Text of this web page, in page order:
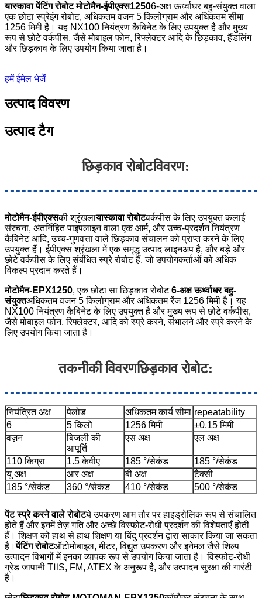
यास्कावा पेंटिंग रोबोट मोटोमैन-ईपीएक्स12506-अक्ष ऊर्ध्वाधर बहु-संयुक्त वाला
एक छोटा स्प्रेइंग रोबोट, अधिकतम वजन 5 किलोग्राम और अधिकतम सीमा
1256 मिमी है। यह NX100 नियंत्रण कैबिनेट के लिए उपयुक्त है और मुख्य
रूप से छोटे वर्कपीस, जैसे मोबाइल फोन, रिफ्लेक्टर आदि के छिड़काव, हैंडलिंग
और छिड़काव के लिए उपयोग किया जाता है।
हमें ईमेल भेजें
उत्पाद विवरण
उत्पाद टैग
छिड़काव रोबोटविवरण:
मोटोमैन-ईपीएक्सकी श्रृंखलायास्कावा रोबोटवर्कपीस के लिए उपयुक्त कलाई
संरचना, अंतर्निहित पाइपलाइन वाला एक आर्म, और उच्च-प्रदर्शन नियंत्रण
कैबिनेट आदि, उच्च-गुणवत्ता वाले छिड़काव संचालन को प्राप्त करने के लिए
उपयुक्त हैं। ईपीएक्स श्रृंखला में एक समृद्ध उत्पाद लाइनअप है, और बड़े और
छोटे वर्कपीस के लिए संबंधित स्प्रे रोबोट हैं, जो उपयोगकर्ताओं को अधिक
विकल्प प्रदान करते हैं।
मोटोमैन-EPX1250, एक छोटा सा छिड़काव रोबोट 6-अक्ष ऊर्ध्वाधर बहु-
संयुक्तअधिकतम वजन 5 किलोग्राम और अधिकतम रेंज 1256 मिमी है। यह
NX100 नियंत्रण कैबिनेट के लिए उपयुक्त है और मुख्य रूप से छोटे वर्कपीस,
जैसे मोबाइल फोन, रिफ्लेक्टर, आदि को स्प्रे करने, संभालने और स्प्रे करने के
लिए उपयोग किया जाता है।
तकनीकी विवरणछिड़काव रोबोट:
नियंत्रित अक्ष पेलोड अधिकतम कार्य सीमा repeatability
6
5 किलो 1256 मिमी
±0.15 मिमी
वज़न
बिजली की
आपूर्ति
एस अक्ष एल अक्ष
110 किग्रा 1.5 केवीए 185 °/सेकंड
185 °/सेकंड
यू अक्ष
आर अक्ष बी अक्ष
टैक्सी
185 °/सेकंड
360 °/सेकंड 410 °/सेकंड 500 °/सेकंड
पेंट स्प्रे करने वाले रोबोटये उपकरण आम तौर पर हाइड्रोलिक रूप से संचालित
होते हैं और इनमें तेज़ गति और अच्छे विस्फोट-रोधी प्रदर्शन की विशेषताएँ होती
हैं। शिक्षण को हाथ से हाथ शिक्षण या बिंदु प्रदर्शन द्वारा साकार किया जा सकता
है।पेंटिंग रोबोटऑटोमोबाइल, मीटर, विद्युत उपकरण और इनेमल जैसे शिल्प
उत्पादन विभागों में इनका व्यापक रूप से उपयोग किया जाता है। विस्फोट-रोधी
ग्रेड जापानी TⅡS, FM, ATEX के अनुरूप है, और उत्पादन सुरक्षा की गारंटी
है।